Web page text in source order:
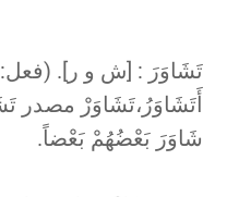
تَشَاوَرَ : [ش و ر].
أَتَشَاوَرُ،تَشَاوَرْ مصدر
شَاوَرَ بَعْضُهُمْ بَعْضاً.